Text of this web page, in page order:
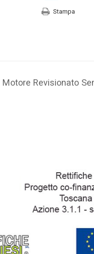
Stampa
Motore Revisionato